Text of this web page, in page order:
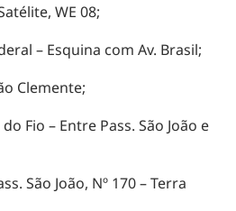
WE 08;
– Esquina com Av. Brasil;
Clemente;
Fio – Entre Pass. São João e
São João, Nº 170 – Terra